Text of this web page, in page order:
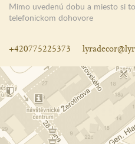
Mimo uvedenú dobu a miesto si
telefonickom dohovore
+420775225373